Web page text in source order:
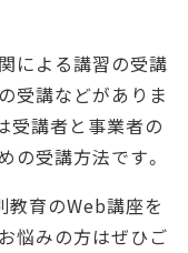
による講習の受講
受講などがありま
受講者と事業者の
の受講方法です。
教育のWeb講座を
悩みの方はぜひご